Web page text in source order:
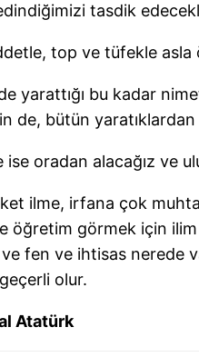
tasdik
top ve tüfekle asla
yarattığı bu kadar
de, bütün yaratıklardan
oradan alacağız ve
ilme, irfana çok
öğretim görmek için ilim
fen ve ihtisas nerede
olur.
Atatürk